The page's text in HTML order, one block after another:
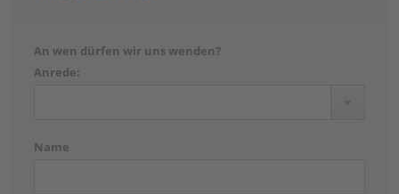
An wen dürfen wir uns wenden?
Anrede:
Name